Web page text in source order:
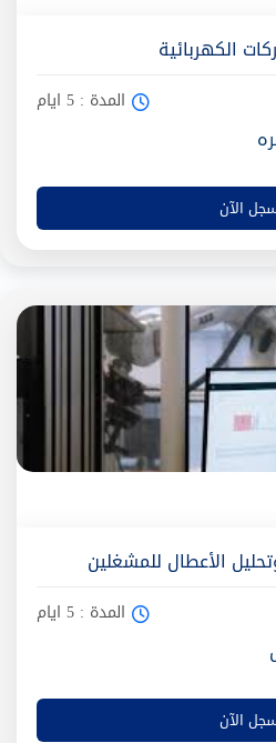
الكهربائية
المدة : 5 ايام
الآن
الأعطال للمشغلين
المدة : 5 ايام
الآن